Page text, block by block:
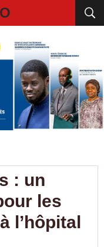
: un
les
l’hôpital